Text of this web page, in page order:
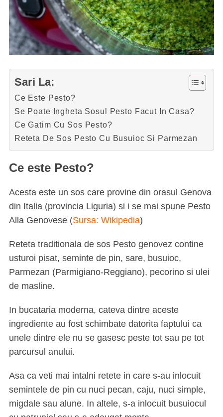
Sari La:
Ce Este Pesto?
Se Poate Ingheta Sosul Pesto Facut In Casa?
Ce Gatim Cu Sos Pesto?
Reteta De Sos Pesto Cu Busuioc Si Parmezan
Ce este Pesto?
Acesta este un sos care provine din orasul Genova
din Italia (provincia Liguria) si i se mai spune Pesto
Alla Genovese (Sursa: Wikipedia)
Reteta traditionala de sos Pesto genovez contine
usturoi pisat, seminte de pin, sare, busuioc,
Parmezan (Parmigiano-Reggiano), pecorino si ulei
de masline.
In bucataria moderna, cateva dintre aceste
ingrediente au fost schimbate datorita faptului ca
unele dintre ele nu se gasesc peste tot sau pe tot
parcursul anului.
Asa ca veti mai intalni retete in care s-au inlocuit
semintele de pin cu nuci pecan, caju, nuci simple,
migdale sau alune. In altele, s-a inlocuit busuiocul